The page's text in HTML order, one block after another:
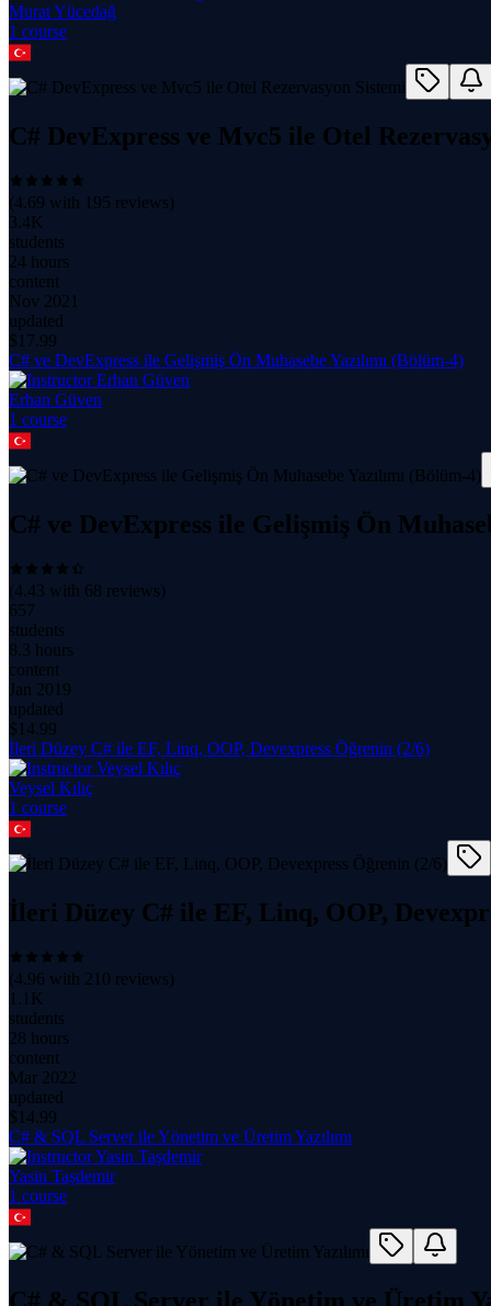
Murat Yücedağ
1 course
C# DevExpress ve Mvc5 ile Otel
(4.69 with 195 reviews)
3.4K
students
24 hours
content
Nov 2021
updated
$ 17.99
C# ve DevExpress ile Gelişmiş Ön Muhasebe Yazılımı (Bölüm-4)
Erhan Güven
1 course
C# ve DevExpress ile Gelişmiş Ön
(4.43 with 68 reviews)
657
students
8.3 hours
content
Jan 2019
updated
$ 14.99
İleri Düzey C# ile EF, Linq, OOP, Devexpress Öğrenin (2/6)
Veysel Kılıç
1 course
İleri Düzey C# ile EF, Linq, OOP,
(4.96 with 210 reviews)
1.1K
students
28 hours
content
Mar 2022
updated
$ 14.99
C# & SQL Server ile Yönetim ve Üretim Yazılımı
Yasin Taşdemir
1 course